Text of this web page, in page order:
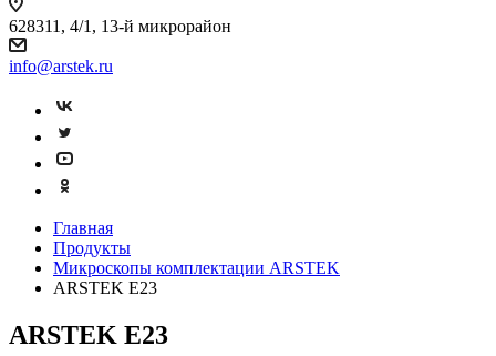
628311, 4/1, 13-й микрорайон
info@arstek.ru
Главная
Продукты
Микроскопы комплектации ARSTEK
ARSTEK E23
ARSTEK E23